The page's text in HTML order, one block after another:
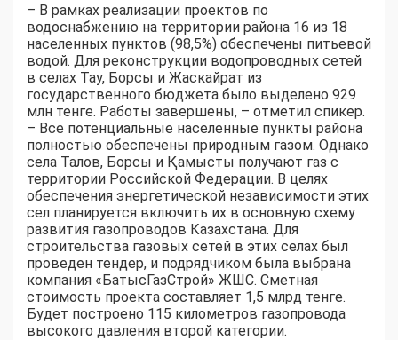
– В рамках реализации проектов по
водоснабжению на территории района 16 из 18
населенных пунктов (98,5%) обеспечены питьевой
водой. Для реконструкции водопроводных сетей
в селах Тау, Борсы и Жаскайрат из
государственного бюджета было выделено 929
млн тенге. Работы завершены, – отметил спикер.
– Все потенциальные населенные пункты района
полностью обеспечены природным газом. Однако
села Талов, Борсы и Қамысты получают газ с
территории Российской Федерации. В целях
обеспечения энергетической независимости этих
сел планируется включить их в основную схему
развития газопроводов Казахстана. Для
строительства газовых сетей в этих селах был
проведен тендер, и подрядчиком была выбрана
компания «БатысГазСтрой» ЖШС. Сметная
стоимость проекта составляет 1,5 млрд тенге.
Будет построено 115 километров газопровода
высокого давления второй категории.